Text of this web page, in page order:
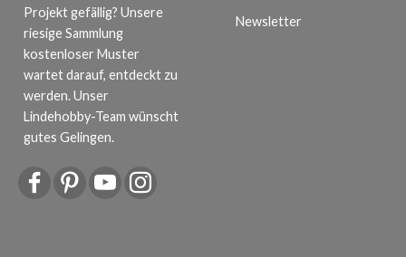
Projekt gefällig? Unsere
riesige Sammlung
kostenloser Muster
wartet darauf, entdeckt zu
werden. Unser
Lindehobby-Team wünscht
gutes Gelingen.
Newsletter